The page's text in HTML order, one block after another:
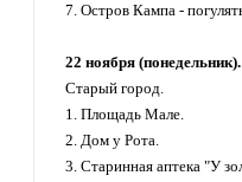
7. Остров Кампа -
22 ноября
Старый город.
1. Площадь Мале.
2. Дом у Рота.
3. Старинная аптека "У